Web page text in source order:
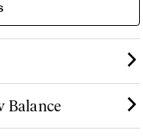
Balance